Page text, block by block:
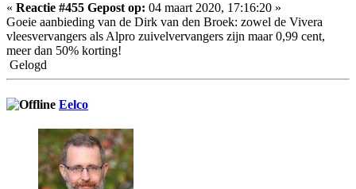
« Reactie #455 Gepost op: 04 maart 2020, 17:16:20 »
Goeie aanbieding van de Dirk van den Broek: zowel de Vivera
vleesvervangers als Alpro zuivelvervangers zijn maar 0,99 cent,
meer dan 50% korting!
Gelogd
Eelco